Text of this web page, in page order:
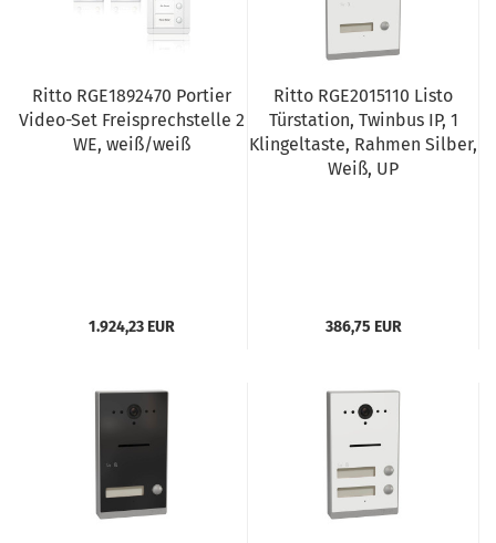
Ritto RGE1892470 Portier
Video-Set Freisprechstelle 2
WE, weiß/weiß
1.924,23 EUR
Ritto RGE2015110 Listo
Türstation, Twinbus IP, 1
Klingeltaste, Rahmen Silber,
Weiß, UP
386,75 EUR